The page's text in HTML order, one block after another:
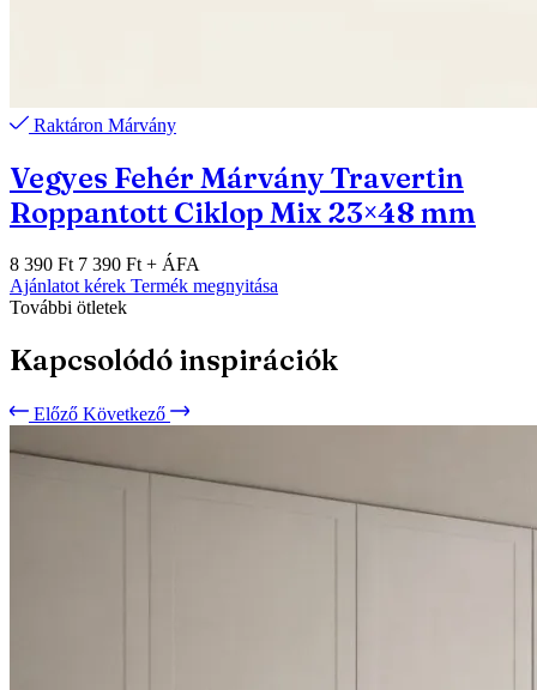
Raktáron Márvány
Vegyes Fehér Márvány Travertin
Roppantott Ciklop Mix 23×48 mm
8 390 Ft 7 390 Ft + ÁFA
Ajánlatot kérek Termék megnyitása
További ötletek
Kapcsolódó inspirációk
Előző Következő